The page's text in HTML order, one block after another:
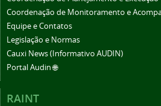
Coordenação de Monitoramento e
Equipe e Contatos
Legislação e Normas
Cauxi News (Informativo AUDIN)
Portal Audin 🌐
RAINT